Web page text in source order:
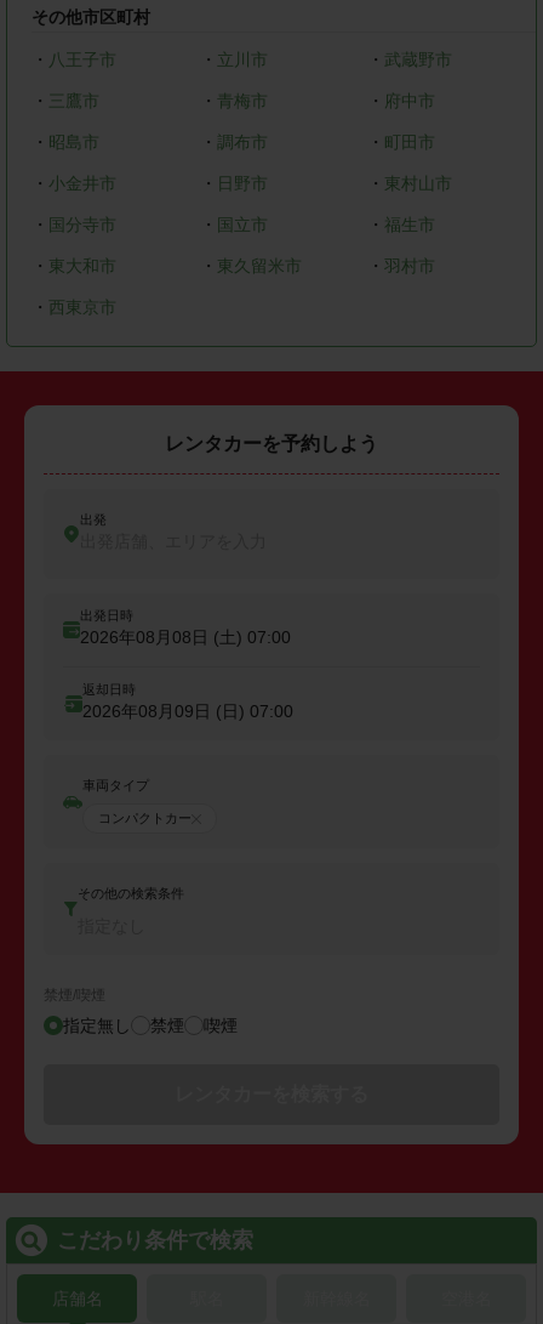
その他市区町村
・ 八王子市 ・ 立川市 ・ 武蔵野市
・ 三鷹市 ・ 青梅市 ・ 府中市
・ 昭島市 ・ 調布市 ・ 町田市
・ 小金井市 ・ 日野市 ・ 東村山市
・ 国分寺市 ・ 国立市 ・ 福生市
・ 東大和市 ・ 東久留米市 ・羽村市
・ 西東京市
レンタカーを予約しよう
出発
出発日時
2026年08月08日 (土) 07:00
返却日時
2026年08月09日 (日) 07:00
車両タイプ
コンパクトカー
その他の検索条件
禁煙/喫煙
指定無し 禁煙 喫煙
こだわり条件で検索
店舗名